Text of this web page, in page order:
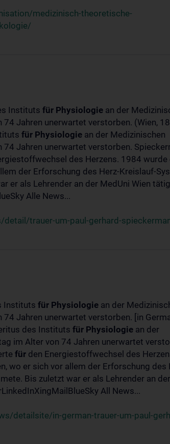
medizinisch-theoretische-
Instituts für Physiologie an der
Jahren unerwartet verstorben. (Wien,
für Physiologie an der Medizinischen
Jahren unerwartet verstorben.
des Herzens. 1984 wurde
der Erforschung des Herz-Kreislauf-
er als Lehrender an der MedUni Wien
Alle News...
trauer-um-paul-gerhard-
Instituts für Physiologie an der
Jahren unerwartet verstorben. [in
des Instituts für Physiologie an der
im Alter von 74 Jahren unerwartet
für den Energiestoffwechsel des
wo er sich vor allem der Erforschung des
Bis zuletzt war er als Lehrender an der
All News...
detailsite/in-german-trauer-um-paul-